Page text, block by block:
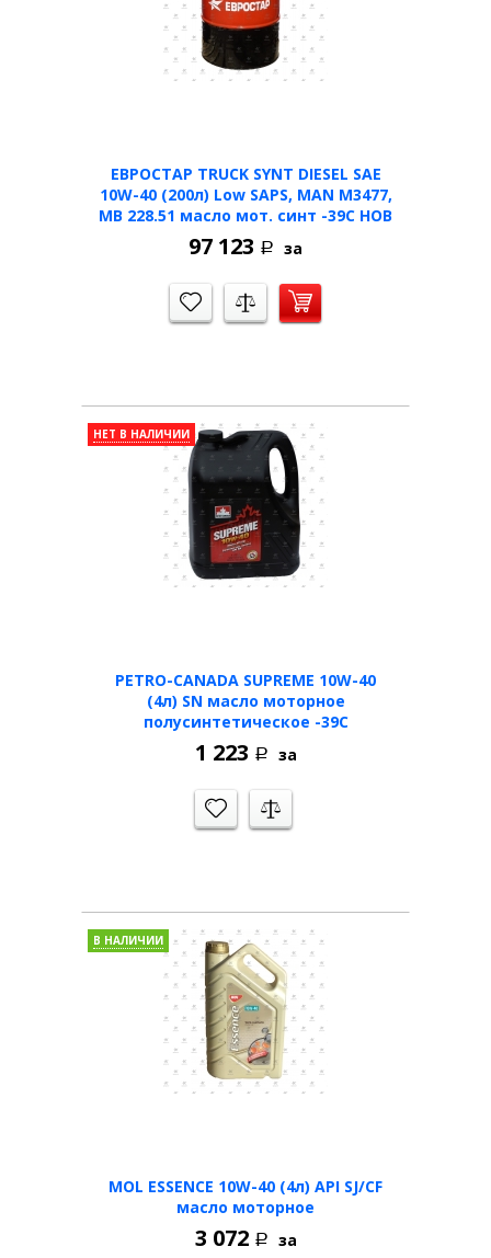
ЕВРОСТАР TRUCK SYNT DIESEL SAE
10W-40 (200л) Low SAPS, MAN M3477,
MB 228.51 масло мот. синт -39C НОВ
97 123 Р за
PETRO-CANADA SUPREME 10W-40
(4л) SN масло моторное
полусинтетическое -39С
НЕТ В НАЛИЧИИ
1 223 Р за
MOL ESSENCE 10W-40 (4л) API SJ/CF
масло моторное
В НАЛИЧИИ
3 072 Р за